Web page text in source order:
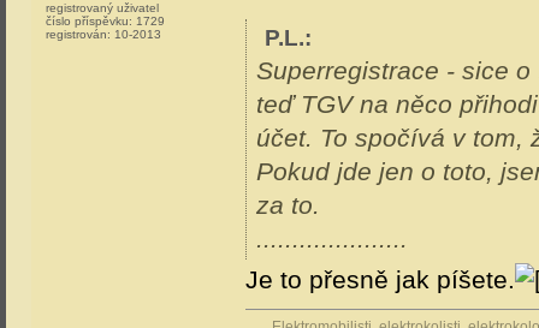
registrovaný uživatel
číslo příspěvku: 1729
registrován: 10-2013 P.L.:
Superregistrace - sice
teď TGV na něco
účet. To spočívá v tom,
Pokud jde jen o toto,
za to.
.....................
Je to přesně jak píšete.